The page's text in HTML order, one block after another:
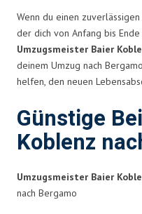
Wenn du einen
der dich von Anfang bis
Umzugsmeister Baier
deinem Umzug nach
helfen, den neuen
Günstige
Koblenz
Umzugsmeister Baier
nach Bergamo